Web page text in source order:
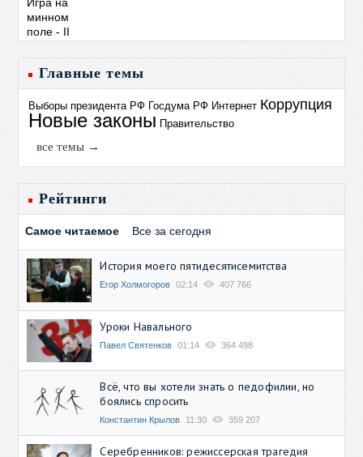
Главные темы
Выборы президента РФ Госдума РФ Интернет Коррупция
Новые законы Правительство
все темы →
Рейтинги
Самое читаемое Все за сегодня
История моего пятидесятисемитства
Егор Холмогоров 02:14 407 766
Уроки Навального
Павел Святенков 01:14 364 498
Всё, что вы хотели знать о педофилии, но
боялись спросить
Константин Крылов 11:30 359 207
Серебренников: режиссерская трагедия